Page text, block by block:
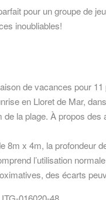
pour un groupe de
inoubliables!
de vacances pour
en Lloret de Mar,
la plage. À propos
8m x 4m, la profondeur
l’utilisation
des écarts